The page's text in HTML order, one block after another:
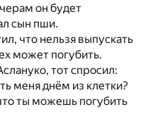
он будет
сын пши.
что нельзя выпускать
может погубить.
тот спросил:
меня днём из клетки?
ты можешь погубить